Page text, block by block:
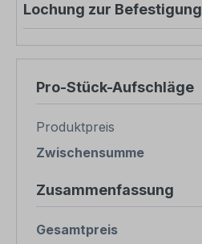
Lochung zur Befestigung
Pro-Stück-Aufschläge
Produktpreis
Zwischensumme
Zusammenfassung
Gesamtpreis